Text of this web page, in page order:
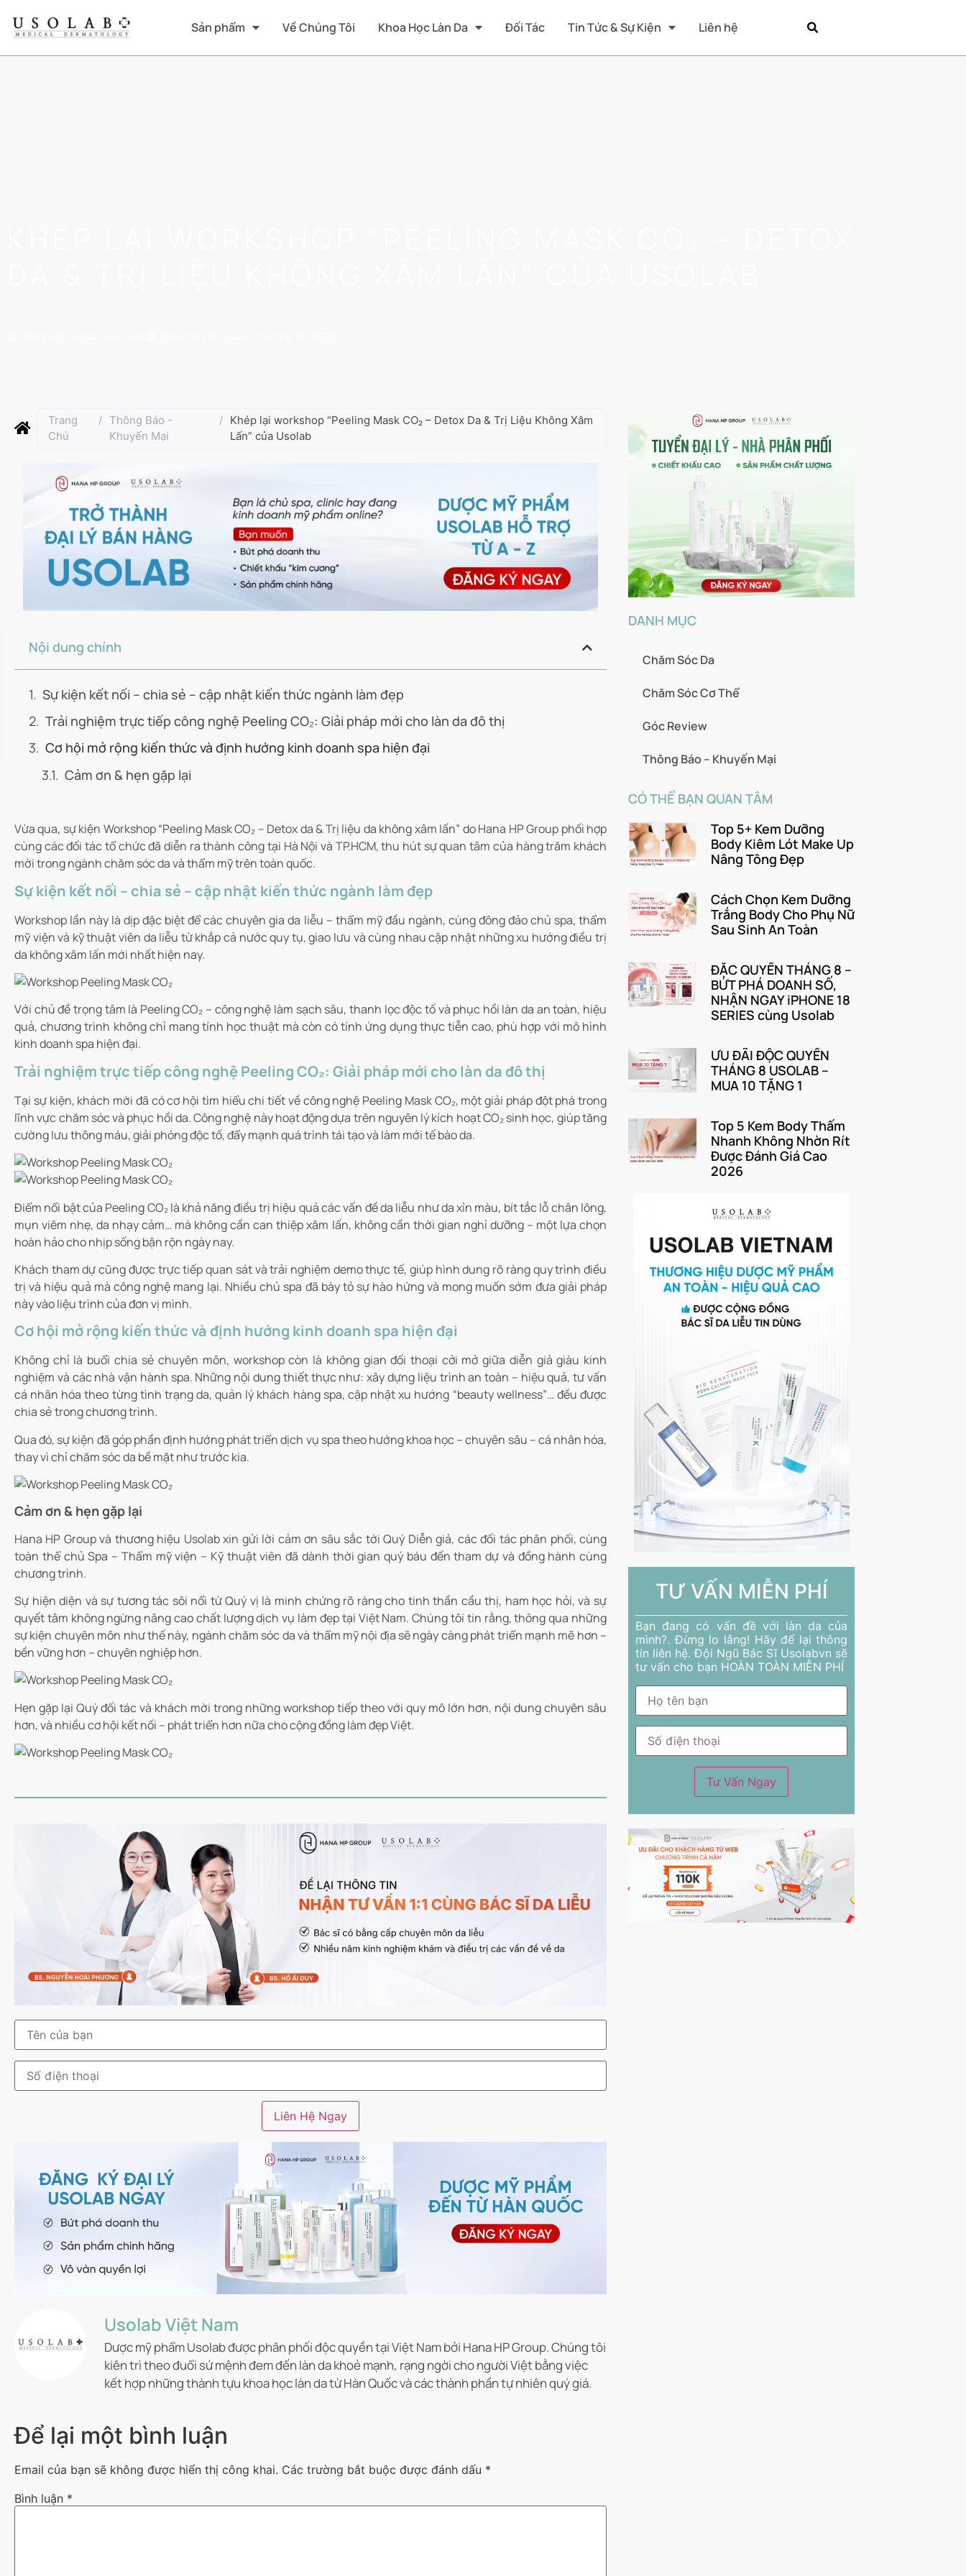
Sản phẩm Về Chúng Tôi Khoa Học Làn Da Đối Tác Tin Tức & Sự Kiện Liên hệ
Trang
Chủ
/ Thông Báo -
Khuyến Mại
/ Khép lại workshop “Peeling Mask CO₂ – Detox Da & Trị Liệu Không Xâm
Lấn” của Usolab
Nội dung chính
Sự kiện kết nối – chia sẻ – cập nhật kiến thức ngành làm đẹp
Trải nghiệm trực tiếp công nghệ Peeling CO₂: Giải pháp mới cho làn da đô thị
Cơ hội mở rộng kiến thức và định hướng kinh doanh spa hiện đại
Cảm ơn & hẹn gặp lại
Vừa qua, sự kiện Workshop “Peeling Mask CO₂ – Detox da & Trị liệu da không xâm lấn” do Hana HP Group phối hợp
cùng các đối tác tổ chức đã diễn ra thành công tại Hà Nội và TP.HCM, thu hút sự quan tâm của hàng trăm khách
mời trong ngành chăm sóc da và thẩm mỹ trên toàn quốc.
Sự kiện kết nối – chia sẻ – cập nhật kiến thức ngành làm đẹp
Workshop lần này là dịp đặc biệt để các chuyên gia da liễu – thẩm mỹ đầu ngành, cùng đông đảo chủ spa, thẩm
mỹ viện và kỹ thuật viên da liễu từ khắp cả nước quy tụ, giao lưu và cùng nhau cập nhật những xu hướng điều trị
da không xâm lấn mới nhất hiện nay.
Với chủ đề trọng tâm là Peeling CO₂ – công nghệ làm sạch sâu, thanh lọc độc tố và phục hồi làn da an toàn, hiệu
quả, chương trình không chỉ mang tính học thuật mà còn có tính ứng dụng thực tiễn cao, phù hợp với mô hình
kinh doanh spa hiện đại.
Trải nghiệm trực tiếp công nghệ Peeling CO₂: Giải pháp mới cho làn da đô thị
Tại sự kiện, khách mời đã có cơ hội tìm hiểu chi tiết về công nghệ Peeling Mask CO₂, một giải pháp đột phá trong
lĩnh vực chăm sóc và phục hồi da. Công nghệ này hoạt động dựa trên nguyên lý kích hoạt CO₂ sinh học, giúp tăng
cường lưu thông máu, giải phóng độc tố, đẩy mạnh quá trình tái tạo và làm mới tế bào da.
Điểm nổi bật của Peeling CO₂ là khả năng điều trị hiệu quả các vấn đề da liễu như da xỉn màu, bít tắc lỗ chân lông,
mụn viêm nhẹ, da nhạy cảm… mà không cần can thiệp xâm lấn, không cần thời gian nghỉ dưỡng – một lựa chọn
hoàn hảo cho nhịp sống bận rộn ngày nay.
Khách tham dự cũng được trực tiếp quan sát và trải nghiệm demo thực tế, giúp hình dung rõ ràng quy trình điều
trị và hiệu quả mà công nghệ mang lại. Nhiều chủ spa đã bày tỏ sự hào hứng và mong muốn sớm đưa giải pháp
này vào liệu trình của đơn vị mình.
Cơ hội mở rộng kiến thức và định hướng kinh doanh spa hiện đại
Không chỉ là buổi chia sẻ chuyên môn, workshop còn là không gian đối thoại cởi mở giữa diễn giả giàu kinh
nghiệm và các nhà vận hành spa. Những nội dung thiết thực như: xây dựng liệu trình an toàn – hiệu quả, tư vấn
cá nhân hóa theo từng tình trạng da, quản lý khách hàng spa, cập nhật xu hướng “beauty wellness”… đều được
chia sẻ trong chương trình.
Qua đó, sự kiện đã góp phần định hướng phát triển dịch vụ spa theo hướng khoa học – chuyên sâu – cá nhân hóa,
thay vì chỉ chăm sóc da bề mặt như trước kia.
Cảm ơn & hẹn gặp lại
Hana HP Group và thương hiệu Usolab xin gửi lời cảm ơn sâu sắc tới Quý Diễn giả, các đối tác phân phối, cùng
toàn thể chủ Spa – Thẩm mỹ viện – Kỹ thuật viên đã dành thời gian quý báu đến tham dự và đồng hành cùng
chương trình.
Sự hiện diện và sự tương tác sôi nổi từ Quý vị là minh chứng rõ ràng cho tinh thần cầu thị, ham học hỏi, và sự
quyết tâm không ngừng nâng cao chất lượng dịch vụ làm đẹp tại Việt Nam. Chúng tôi tin rằng, thông qua những
sự kiện chuyên môn như thế này, ngành chăm sóc da và thẩm mỹ nội địa sẽ ngày càng phát triển mạnh mẽ hơn –
bền vững hơn – chuyên nghiệp hơn.
Hẹn gặp lại Quý đối tác và khách mời trong những workshop tiếp theo với quy mô lớn hơn, nội dung chuyên sâu
hơn, và nhiều cơ hội kết nối – phát triển hơn nữa cho cộng đồng làm đẹp Việt.
Usolab Việt Nam
Dược mỹ phẩm Usolab được phân phối độc quyền tại Việt Nam bởi Hana HP Group. Chúng tôi
kiên trì theo đuổi sứ mệnh đem đến làn da khoẻ mạnh, rạng ngời cho người Việt bằng việc
kết hợp những thành tựu khoa học làn da từ Hàn Quốc và các thành phần tự nhiên quý giá.
Để lại một bình luận
Email của bạn sẽ không được hiển thị công khai. Các trường bắt buộc được đánh dấu *
Bình luận *
DANH MỤC
Chăm Sóc Da
Chăm Sóc Cơ Thể
Góc Review
Thông Báo – Khuyến Mại
CÓ THỂ BẠN QUAN TÂM
Top 5+ Kem Dưỡng
Body Kiêm Lót Make Up
Nâng Tông Đẹp
Cách Chọn Kem Dưỡng
Trắng Body Cho Phụ Nữ
Sau Sinh An Toàn
ĐẶC QUYỀN THÁNG 8 –
BỨT PHÁ DOANH SỐ,
NHẬN NGAY iPHONE 18
SERIES cùng Usolab
ƯU ĐÃI ĐỘC QUYỀN
THÁNG 8 USOLAB –
MUA 10 TẶNG 1
Top 5 Kem Body Thấm
Nhanh Không Nhờn Rít
Được Đánh Giá Cao
2026
TƯ VẤN MIỄN PHÍ
Bạn đang có vấn đề với làn da của
mình?. Đừng lo lắng! Hãy để lại thông
tin liên hệ. Đội Ngũ Bác Sĩ Usolabvn sẽ
tư vấn cho bạn HOÀN TOÀN MIỄN PHÍ